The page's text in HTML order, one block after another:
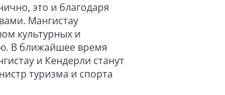
это и благодаря
Мангистау
культурных и
В ближайшее время
и Кендерли станут
туризма и спорта